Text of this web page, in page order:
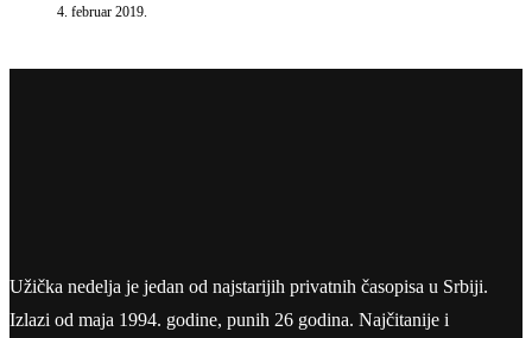
4. februar 2019.
Užička nedelja je jedan od najstarijih privatnih časopisa u Srbiji.
Izlazi od maja 1994. godine, punih 26 godina. Najčitanije i